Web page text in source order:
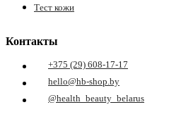
Тест кожи
Контакты
+375 (29) 608-17-17
hello@hb-shop.by
@health_beauty_belarus